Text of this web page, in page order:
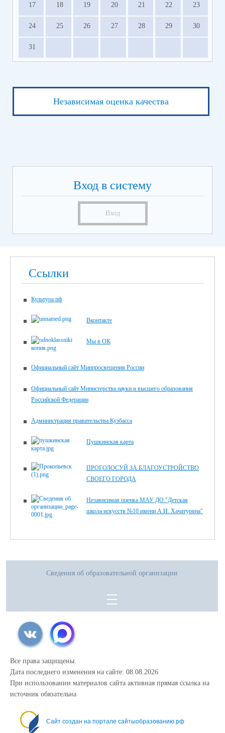
17 18 19 20 21 22 23
24 25 26 27 28 29 30
31
Независимая оценка качества
Вход в систему
Вход
Ссылки
Культура.рф
Вконтакте
Мы в ОК
Официальный сайт Минпросвещения России
Официальный сайт Министерства науки и высшего образования
Российской Федерации
Администрация правительства Кузбасса
Пушкинская карта
ПРОГОЛОСУЙ ЗА БЛАГОУСТРОЙСТВО
СВОЕГО ГОРОДА
Независимая оценка МАУ ДО "Детская
школа искусств №10 имени А.И. Хачатуряна"
Сведения об образовательной организации
Все права защищены.
Дата последнего изменения на сайте: 08.08.2026
При использовании материалов сайта активная прямая ссылка на
источник обязательна
Сайт создан на портале сайтыобразованию.рф